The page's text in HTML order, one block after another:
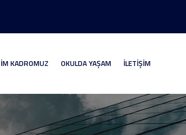
KADROMUZ OKULDA YAŞAM İLETİŞİM